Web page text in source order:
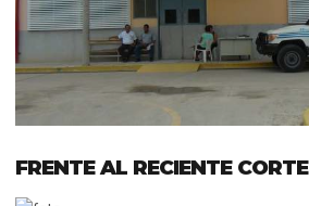
FRENTE AL RECIENTE CORTE